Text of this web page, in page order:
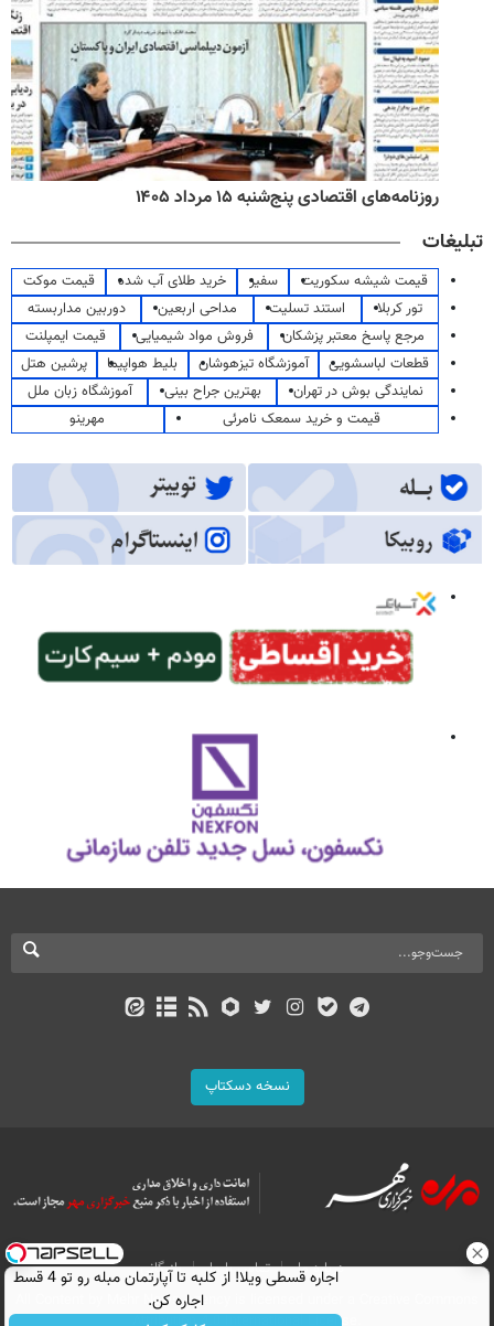
روزنامه‌های اقتصادی پنج‌شنبه ۱۵ مرداد ۱۴۰۵
تبلیغات
قیمت شیشه سکوریت سفیر خرید طلای آب شده
قیمت موکت
تور کربلا
استند تسلیت مداحی اربعین
دوربین مداربسته
مرجع پاسخ معتبر پزشکان
فروش مواد شیمیایی
قیمت ایمپلنت
قطعات لباسشویی
آموزشگاه تیزهوشان بلیط هواپیما
پرشین هتل
نمایندگی بوش در تهران
بهترین جراح بینی
آموزشگاه زبان ملل
قیمت و خرید سمعک نامرئی
مهرینو
نسخه دسکتاپ
درباره ما تماس با ما
بازرگانی
All Content by Mehr News Agency is licensed under a Creative Commons
اجاره‌ قسطی ویلا! از کلبه تا آپارتمان مبله رو تو 4 قسط
اجاره کن.